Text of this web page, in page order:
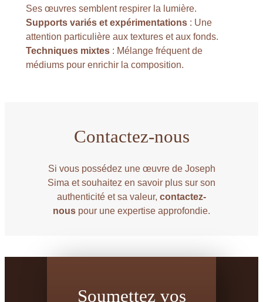
Ses œuvres semblent respirer la lumière.
Supports variés et expérimentations: Une
attention particulière aux textures et aux fonds.
Techniques mixtes: Mélange fréquent de
médiums pour enrichir la composition.
Contactez-nous
Si vous possédez une œuvre de Joseph
Sima et souhaitez en savoir plus sur son
authenticité et sa valeur, contactez-
nous pour une expertise approfondie.
Soumettez vos